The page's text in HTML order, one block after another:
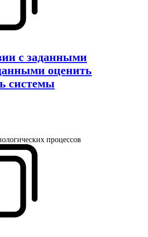
с заданными
оценить
системы
процессов